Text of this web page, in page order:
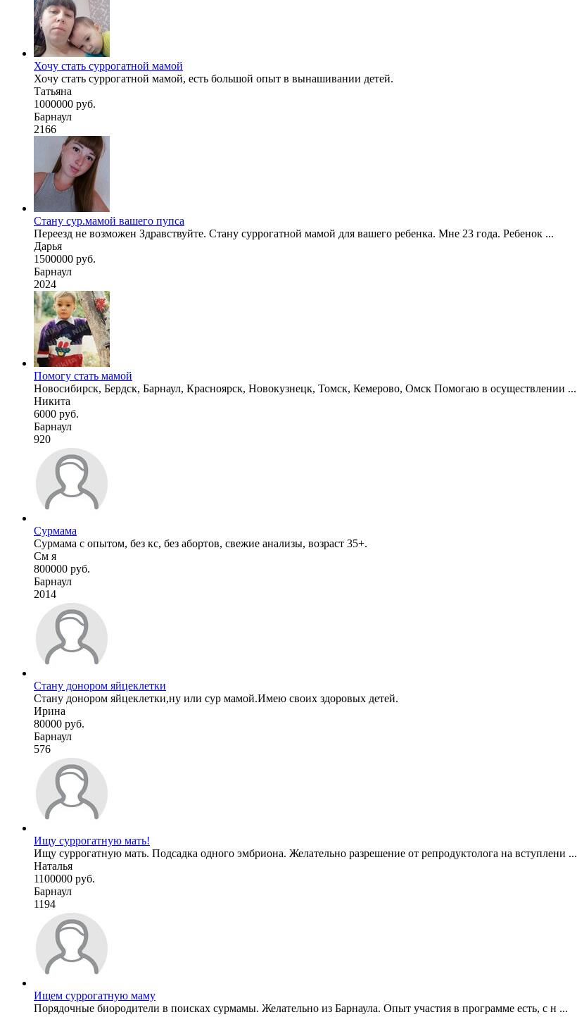
Хочу стать суррогатной мамой
Хочу стать суррогатной мамой, есть большой опыт в вынашивании детей.
Татьяна
1000000 руб.
Барнаул
2166
Стану сур.мамой вашего пупса
Переезд не возможен Здравствуйте. Стану суррогатной мамой для вашего ребенка. Мне 23 года. Ребенок ...
Дарья
1500000 руб.
Барнаул
2024
Помогу стать мамой
Новосибирск, Бердск, Барнаул, Красноярск, Новокузнецк, Томск, Кемерово, Омск Помогаю в осуществлении ...
Никита
6000 руб.
Барнаул
920
Сурмама
Сурмама с опытом, без кс, без абортов, свежие анализы, возраст 35+.
См я
800000 руб.
Барнаул
2014
Стану донором яйцеклетки
Стану донором яйцеклетки,ну или сур мамой.Имею своих здоровых детей.
Ирина
80000 руб.
Барнаул
576
Ищу суррогатную мать!
Ищу суррогатную мать. Подсадка одного эмбриона. Желательно разрешение от репродуктолога на вступлени ...
Наталья
1100000 руб.
Барнаул
1194
Ищем суррогатную маму
Порядочные биородители в поисках сурмамы. Желательно из Барнаула. Опыт участия в программе есть, с н ...